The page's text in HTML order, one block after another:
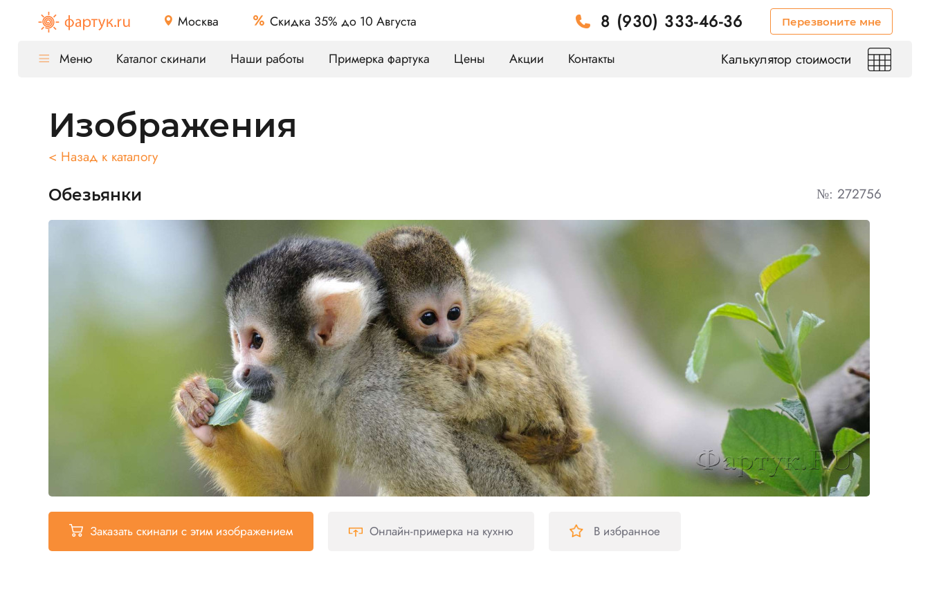
Москва Скидка 35% до 10 Августа 8 (930) 333-46-36 Перезвоните мне
Меню Каталог скинали Наши работы Примерка фартука Цены Акции Контакты Калькулятор стоимости
Изображения
< Назад к каталогу
Обезьянки №: 272756
Заказать скинали с этим изображением Онлайн-примерка на кухню В избранное